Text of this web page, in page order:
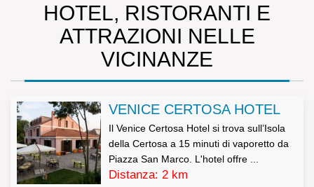
una efficace gestione dei rapporti commerciali.
Gli indirizzi di posta elettronica forniti potranno essere
utilizzati dall’impresa per l’invio di comunicazioni relative
commerciale in essere e per operazioni di marketing,
pubblicitarie e promozionali e non saranno trasferiti a
terzi.
Il mancato conferimento dei dati, ove non obbligatorio,
HOTEL, RISTORANTI E
ATTRAZIONI NELLE
VICINANZE
VENICE CERTOSA HOTEL
Il Venice Certosa Hotel si trova sull’Isola
della Certosa a 15 minuti di vaporetto da
Piazza San Marco. L'hotel offre ...
Distanza: 2 km